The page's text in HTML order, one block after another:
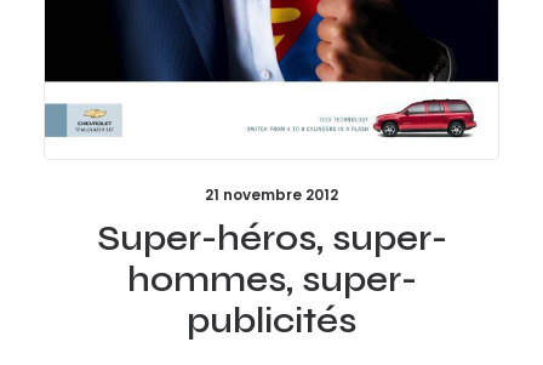
21 novembre 2012
Super-héros, super-
hommes, super-
publicités